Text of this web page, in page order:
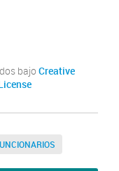
bajo Creative